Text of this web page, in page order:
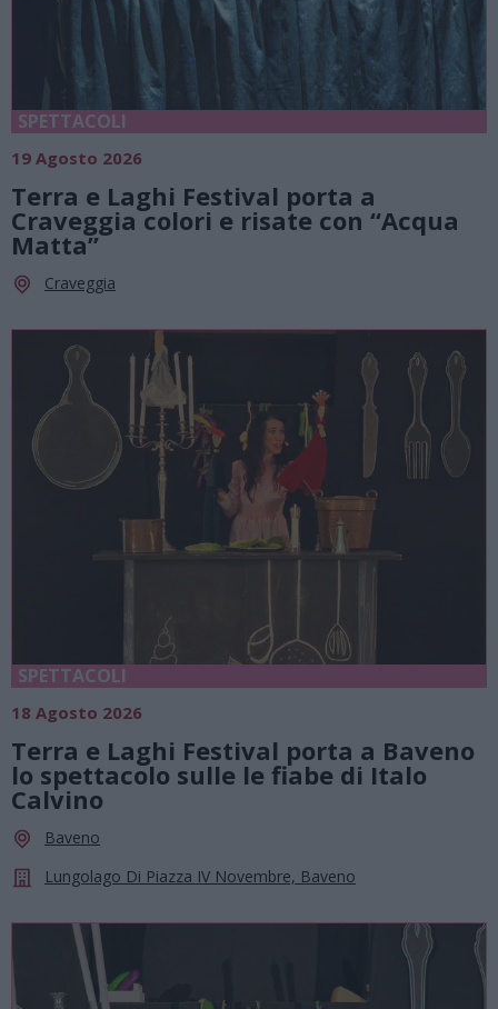
SPETTACOLI
19 Agosto 2026
Terra e Laghi Festival porta a
Craveggia colori e risate con “Acqua
Matta”
Craveggia
SPETTACOLI
18 Agosto 2026
Terra e Laghi Festival porta a Baveno
lo spettacolo sulle le fiabe di Italo
Calvino
Baveno
Lungolago Di Piazza IV Novembre, Baveno